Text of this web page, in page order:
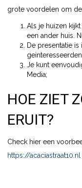
grote voordelen om
Als je huizen
een ander huis.
De presentatie
Je kunt
Media;
HOE ZIET
ERUIT?
Check hier een
https://acaciastraat10.nl